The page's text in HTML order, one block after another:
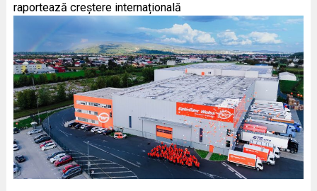
raportează creștere internațională